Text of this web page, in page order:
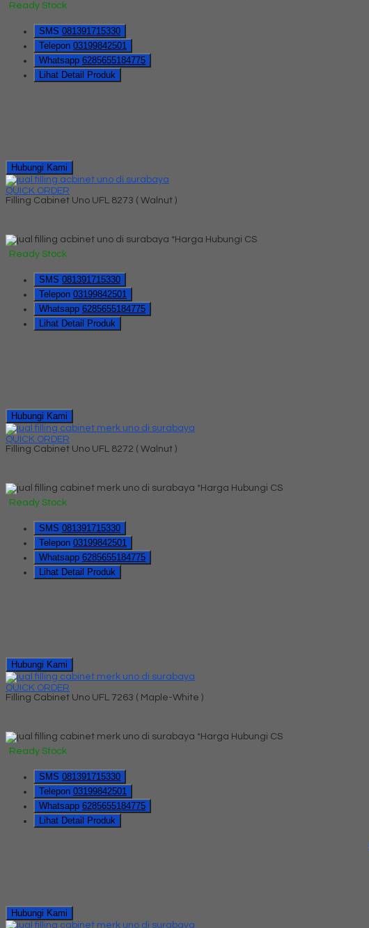
Ready Stock
SMS 081391715330
Telepon 03199842501
Whatsapp 6285655184775
Lihat Detail Produk
Hubungi Kami
QUICK ORDER
Filling Cabinet Uno UFL 8273 ( Walnut )
*Harga Hubungi CS
Ready Stock
SMS 081391715330
Telepon 03199842501
Whatsapp 6285655184775
Lihat Detail Produk
Hubungi Kami
QUICK ORDER
Filling Cabinet Uno UFL 8272 ( Walnut )
*Harga Hubungi CS
Ready Stock
SMS 081391715330
Telepon 03199842501
Whatsapp 6285655184775
Lihat Detail Produk
Hubungi Kami
QUICK ORDER
Filling Cabinet Uno UFL 7263 ( Maple-White )
*Harga Hubungi CS
Ready Stock
SMS 081391715330
Telepon 03199842501
Whatsapp 6285655184775
Lihat Detail Produk
Hubungi Kami